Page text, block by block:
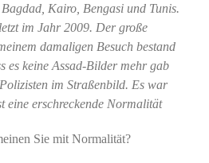
Kairo, Bengasi und Tunis.
im Jahr 2009. Der große
damaligen Besuch bestand
es keine Assad-Bilder mehr gab
im Straßenbild. Es war
eine erschreckende Normalität
Sie mit Normalität?